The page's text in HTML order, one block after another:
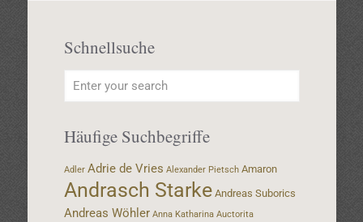
Schnellsuche
Häufige Suchbegriffe
Adler Adrie de Vries Alexander Pietsch Amaron
Andrasch Starke Andreas Suborics
Andreas Wöhler Anna Katharina Auctorita